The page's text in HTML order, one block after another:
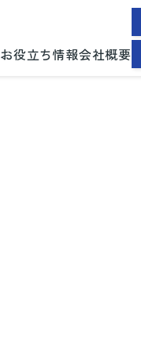
お役立ち情報会社概要